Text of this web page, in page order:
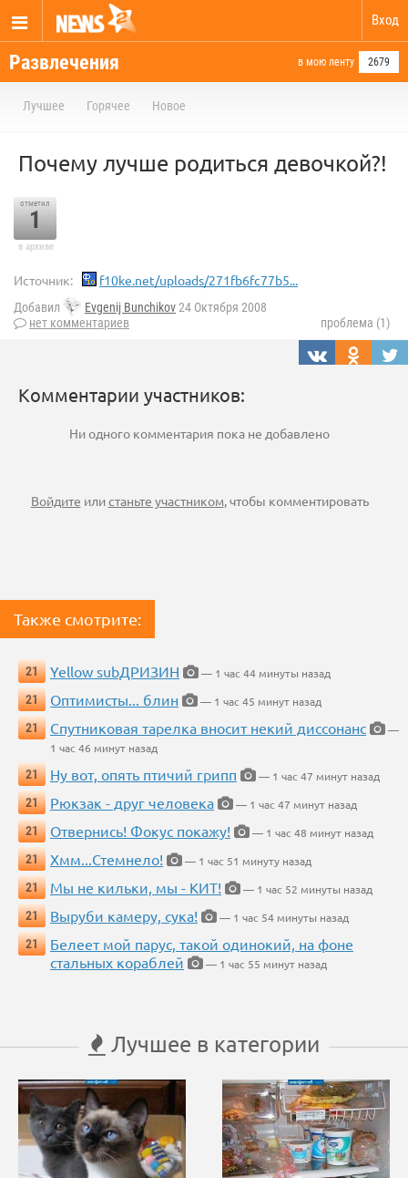
Вход
Развлечения в мою ленту 2679
Лучшее Горячее Новое
Почему лучше родиться девочкой?!
отметил
1
в архиве
Источник: f10ke.net/uploads/271fb6fc77b5...
Добавил Evgenij Bunchikov24 Октября 2008
нет комментариев
проблема (1)
Комментарии участников:
Ни одного комментария пока не добавлено
Войдите илистаньте участником, чтобы комментировать
Также смотрите:
21 Yellow subДРИЗИН
— 1 час 44 минуты назад
21
Оптимисты... блин
— 1 час 45 минут назад
21
Спутниковая тарелка вносит некий диссонанс
—
1 час 46 минут назад
21
Ну вот, опять птичий грипп
— 1 час 47 минут назад
21
Рюкзак - друг человека
— 1 час 47 минут назад
21
Отвернись! Фокус покажу!
— 1 час 48 минут назад
21
Хмм...Стемнело!
— 1 час 51 минуту назад
21
Мы не кильки, мы - КИТ!
— 1 час 52 минуты назад
21
Выруби камеру, сука!
— 1 час 54 минуты назад
21
Белеет мой парус, такой одинокий, на фоне
стальных кораблей
— 1 час 55 минут назад
Лучшее в категории